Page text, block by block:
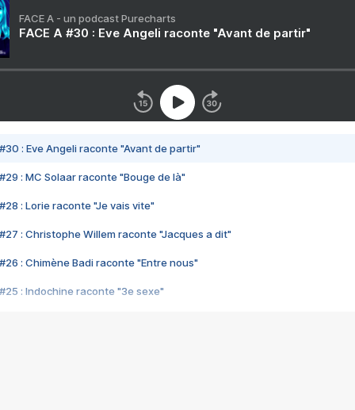
FACE A - un podcast Purecharts
FACE A #30 : Eve Angeli raconte "Avant de partir"
#30 : Eve Angeli raconte "Avant de partir"
#29 : MC Solaar raconte "Bouge de là"
#28 : Lorie raconte "Je vais vite"
#27 : Christophe Willem raconte "Jacques a dit"
#26 : Chimène Badi raconte "Entre nous"
#25 : Indochine raconte "3e sexe"